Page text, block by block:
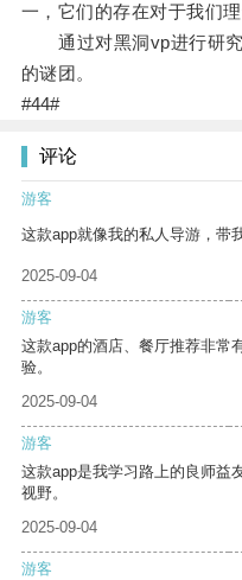
一，它们的存在对于我们
通过对黑洞vp进行研究
的谜团。
#44#
评论
游客
这款app就像我的私人导游，带
2025-09-04
游客
这款app的酒店、餐厅推荐非常
验。
2025-09-04
游客
这款app是我学习路上的良师益
视野。
2025-09-04
游客